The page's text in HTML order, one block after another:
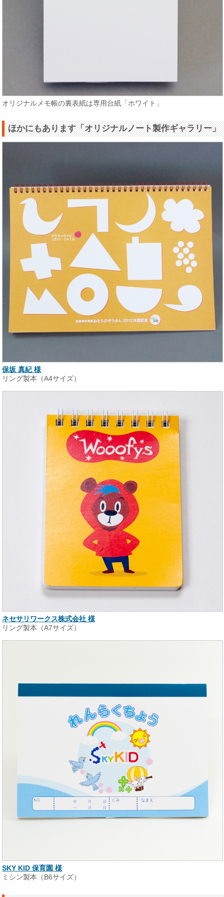
オリジナルメモ帳の裏表紙は専用台紙「ホワイト」
ほかにもあります「オリジナルノート製作ギャラリー」
保坂 真紀 様
リング製本（A4サイズ）
ネセサリワークス株式会社 様
リング製本（A7サイズ）
SKY KID 保育園 様
ミシン製本（B6サイズ）